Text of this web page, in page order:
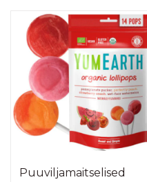
Puuviljamaitselised